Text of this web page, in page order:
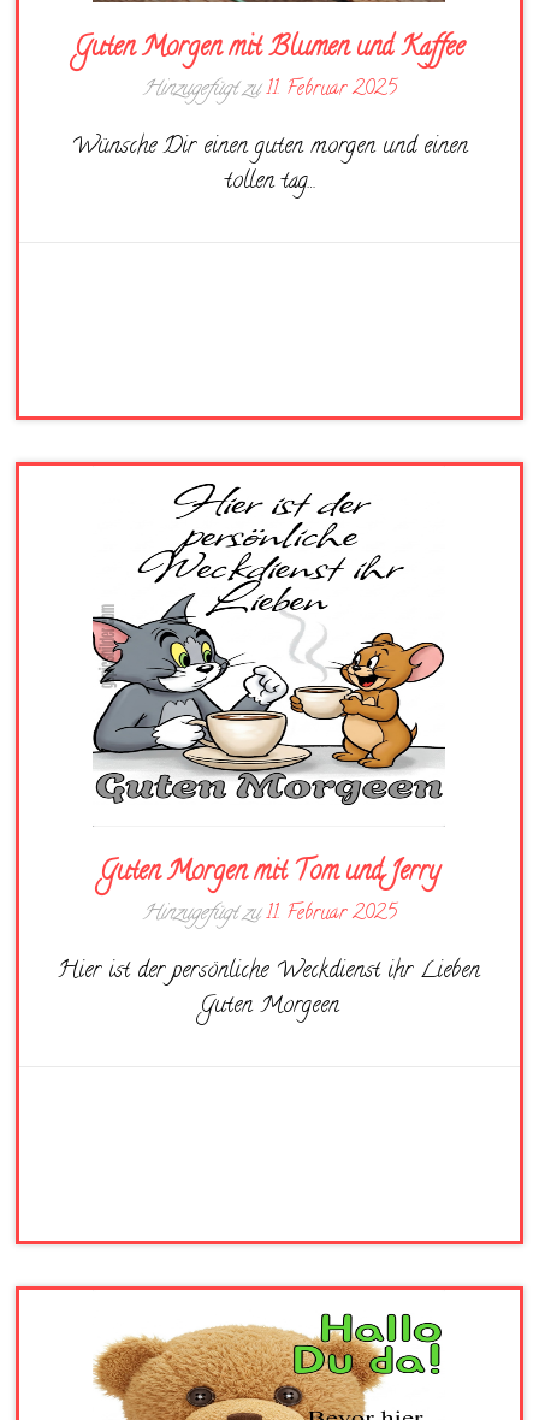
Guten Morgen mit Blumen und Kaffee
Hinzugefügt zu11. Februar 2025
Wünsche Dir einen guten morgen und einen
tollen tag…
Guten Morgen mit Tom und Jerry
Hinzugefügt zu11. Februar 2025
Hier ist der persönliche Weckdienst ihr Lieben
Guten Morgeen